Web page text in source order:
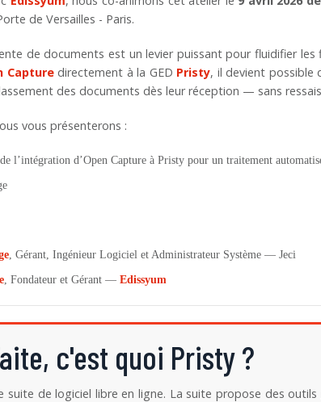
de Versailles - Paris.
de documents est un levier puissant pour fluidifier les
Capturedirectement à la GED Pristy, il devient possible
des documents dès leur réception — sans
vous présenterons :
l’intégration d’Open Capture à Pristy pour un traitement
, Gérant, Ingénieur Logiciel et Administrateur Système — Jeci
, Fondateur et Gérant — Edissyum
c'est quoi Pristy ?
suite de logiciel libre en ligne. La suite propose des outils